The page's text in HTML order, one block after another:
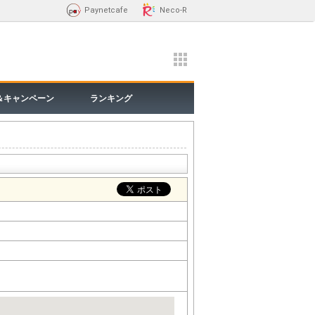
Paynetcafe Neco-R
キャンペーン ランキング